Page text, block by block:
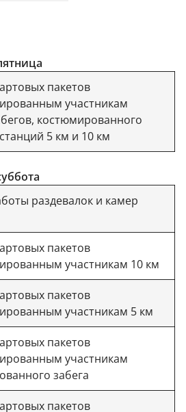
пакетов
участникам
костюмированного
5 км и 10 км
раздевалок и камер
пакетов
участникам 10 км
пакетов
участникам 5 км
пакетов
участникам
забега
пакетов